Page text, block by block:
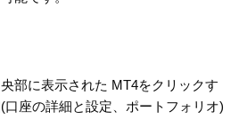
部に表示された MT4をクリックす
口座の詳細と設定、ポートフォリオ)